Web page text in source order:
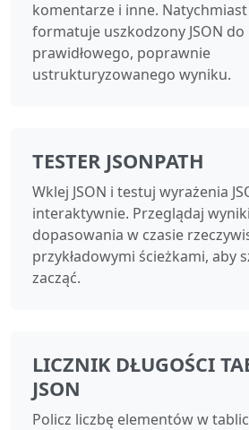
komentarze i inne.
formatuje uszkodzony JSON do
prawidłowego, poprawnie
ustrukturyzowanego wyniku.
TESTER JSONPATH
Wklej JSON i testuj wyrażenia
interaktywnie. Przeglądaj wyniki
dopasowania w czasie
przykładowymi ścieżkami, aby
zacząć.
LICZNIK DŁUGOŚCI
JSON
Policz liczbę elementów w